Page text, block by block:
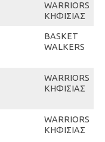
WARRIORS
ΚΗΦΙΣΙΑΣ
BASKET
WALKERS
WARRIORS
ΚΗΦΙΣΙΑΣ
WARRIORS
ΚΗΦΙΣΙΑΣ